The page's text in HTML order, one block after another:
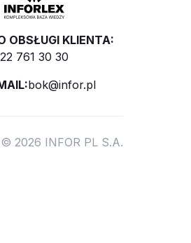
OBSŁUGI KLIENTA:
22 761 30 30
bok@infor.pl
2026 INFOR PL S.A.